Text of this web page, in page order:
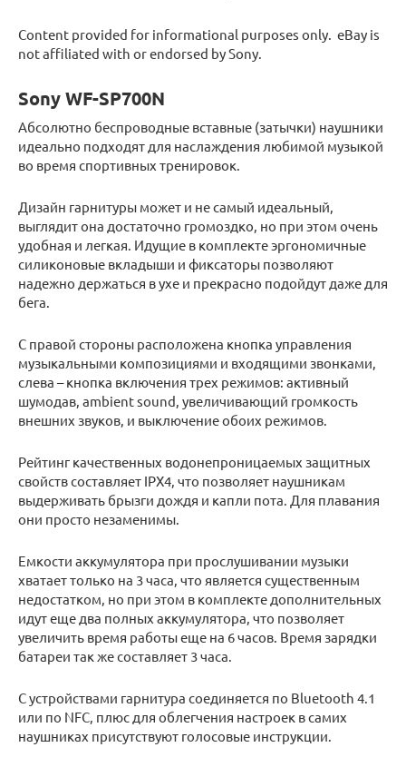
Content provided for informational purposes only. eBay is
not affiliated with or endorsed by Sony.
Sony WF-SP700N
Абсолютно беспроводные вставные (затычки) наушники
идеально подходят для наслаждения любимой музыкой
во время спортивных тренировок.
Дизайн гарнитуры может и не самый идеальный,
выглядит она достаточно громоздко, но при этом очень
удобная и легкая. Идущие в комплекте эргономичные
силиконовые вкладыши и фиксаторы позволяют
надежно держаться в ухе и прекрасно подойдут даже для
бега.
С правой стороны расположена кнопка управления
музыкальными композициями и входящими звонками,
слева – кнопка включения трех режимов: активный
шумодав, ambient sound, увеличивающий громкость
внешних звуков, и выключение обоих режимов.
Рейтинг качественных водонепроницаемых защитных
свойств составляет IPX4, что позволяет наушникам
выдерживать брызги дождя и капли пота. Для плавания
они просто незаменимы.
Емкости аккумулятора при прослушивании музыки
хватает только на 3 часа, что является существенным
недостатком, но при этом в комплекте дополнительных
идут еще два полных аккумулятора, что позволяет
увеличить время работы еще на 6 часов. Время зарядки
батареи так же составляет 3 часа.
С устройствами гарнитура соединяется по Bluetooth 4.1
или по NFC, плюс для облегчения настроек в самих
наушниках присутствуют голосовые инструкции.